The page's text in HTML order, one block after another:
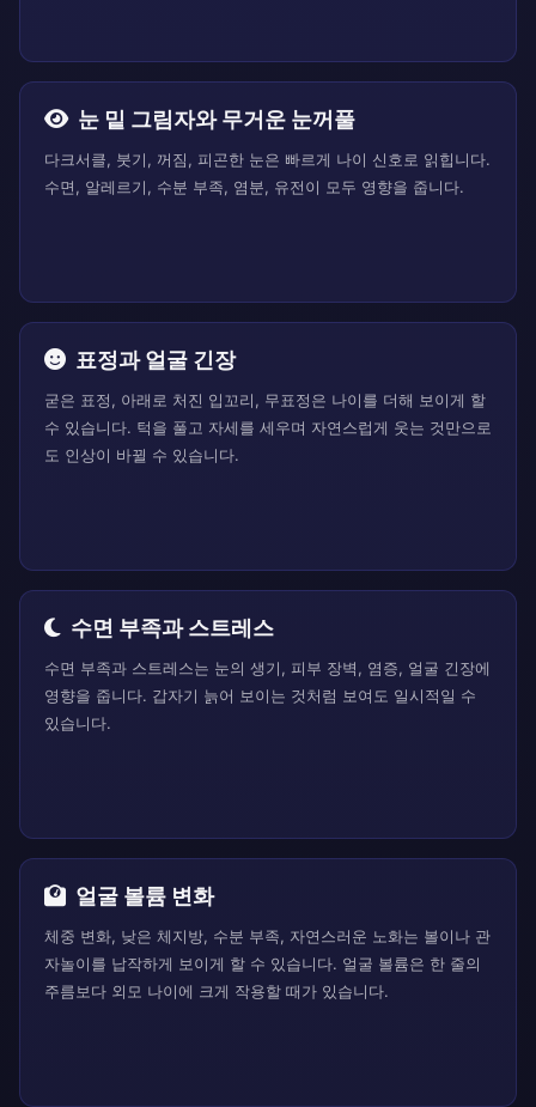
눈 밑 그림자와 무거운 눈꺼풀
다크서클, 붓기, 꺼짐, 피곤한 눈은 빠르게 나이 신호로 읽힙니다.
수면, 알레르기, 수분 부족, 염분, 유전이 모두 영향을 줍니다.
표정과 얼굴 긴장
굳은 표정, 아래로 처진 입꼬리, 무표정은 나이를 더해 보이게 할
수 있습니다. 턱을 풀고 자세를 세우며 자연스럽게 웃는 것만으로
도 인상이 바뀔 수 있습니다.
수면 부족과 스트레스
수면 부족과 스트레스는 눈의 생기, 피부 장벽, 염증, 얼굴 긴장에
영향을 줍니다. 갑자기 늙어 보이는 것처럼 보여도 일시적일 수
있습니다.
얼굴 볼륨 변화
체중 변화, 낮은 체지방, 수분 부족, 자연스러운 노화는 볼이나 관
자놀이를 납작하게 보이게 할 수 있습니다. 얼굴 볼륨은 한 줄의
주름보다 외모 나이에 크게 작용할 때가 있습니다.